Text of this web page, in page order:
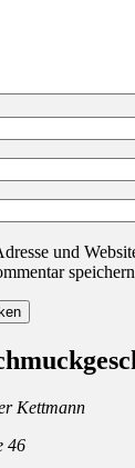
und
Kettmann
46